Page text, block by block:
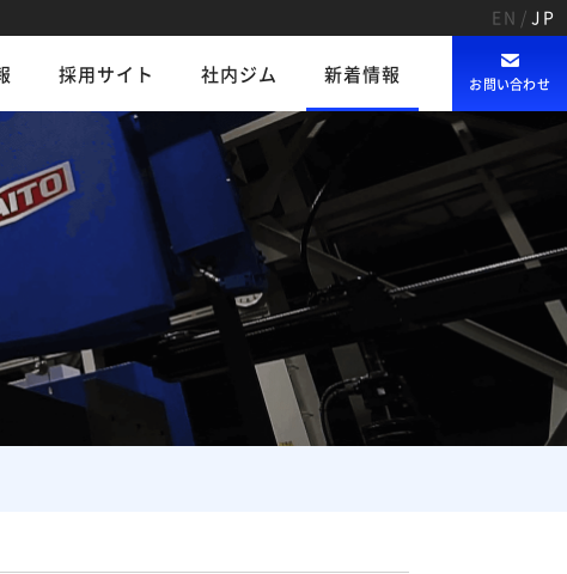
EN / JP
採用サイト 社内ジム 新着情報
お問い合わせ